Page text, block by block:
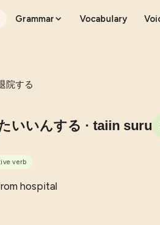
Grammar Vocabulary
院する
いいんする · taiin suru
verb
hospital